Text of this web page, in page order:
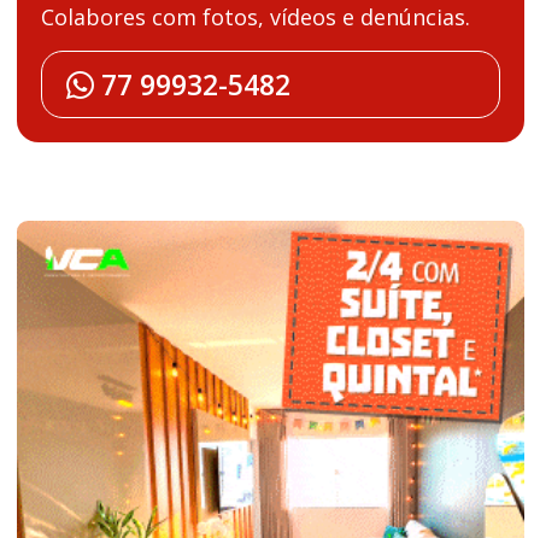
Colabores com fotos, vídeos e denúncias.
77 99932-5482